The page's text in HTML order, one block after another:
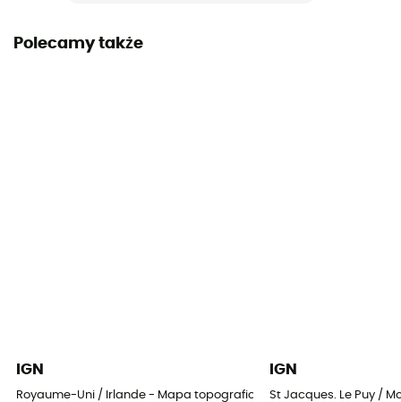
Polecamy także
IGN
Royaume-Uni / Irlande - Mapa topograficzna
IGN
St Jacques. Le Puy /